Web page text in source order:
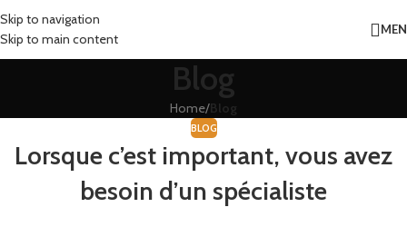
Skip to navigation
Skip to main content
Blog
Home/Blog
BLOG
Lorsque c’est important, vous avez
besoin d’un spécialiste